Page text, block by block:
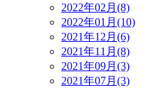
2022年02月(8)
2022年01月(10)
2021年12月(6)
2021年11月(8)
2021年09月(3)
2021年07月(3)